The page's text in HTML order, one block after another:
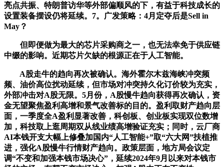
亮点共振、特朗普访华等外部偏顺风的下，有益于科技成长的
设置装备摆设仍将延续。7。广发策略：4月定夺后是Sell in
May？
但即便做为最大的芯片采购商之一，也无法幸免于供应链
中缀的影响。近期芯片欠缺的根源正在于人工智能。
A股走牛的趋向再次被确认。海外霍尔木兹海峡冲突频
频、油价高位扰动延续，但市场对冲突持久化订价较为充实，
外部冲击对A股无限。5月份，A股慢牛趋向获得再次确认，资
金无望聚焦盈利高增和景气改善标的目的。盈利取财产趋向层
面，一季度全A盈利显著改善，科创板、创业板实现双位数增
加，科技取上逛周期双从线业绩高增验证充实；同时，云厂商
AI本钱开支大幅上修叠加国内“人工智能+”取“六大网”扶植推
进，强化A股慢牛行情财产趋向。政策层面，地方局会议定
调“不变和加强本钱市场决心”，延续2024年9月以来对本钱市